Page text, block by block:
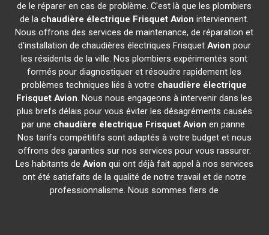
de le réparer en cas de problème. C'est là que les plombiers
de la chaudière électrique Frisquet Avion interviennent.
Nous offrons des services de maintenance, de réparation et
d'installation de chaudières électriques Frisquet Avion pour
les résidents de la ville. Nos plombiers expérimentés sont
formés pour diagnostiquer et résoudre rapidement les
problèmes techniques liés à votre chaudière électrique
Frisquet Avion. Nous nous engageons à intervenir dans les
plus brefs délais pour vous éviter les désagréments causés
par une chaudière électrique Frisquet Avion en panne.
Nos tarifs compétitifs sont adaptés à votre budget et nous
offrons des garanties sur nos services pour vous rassurer.
Les habitants de Avion qui ont déjà fait appel à nos services
ont été satisfaits de la qualité de notre travail et de notre
professionnalisme. Nous sommes fiers de